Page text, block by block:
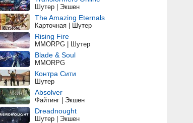
Шутер | Экшен
The Amazing Eternals
Карточная | Шутер
Rising Fire
MMORPG | Шутер
Blade & Soul
MMORPG
Контра Сити
Шутер
Absolver
Файтинг | Экшен
Dreadnought
Шутер | Экшен